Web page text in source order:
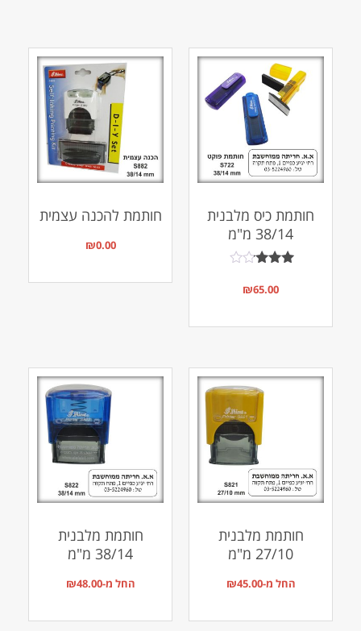
חותמת כיס מלבנית
38/14 מ"מ
3.00
₪65.00
חותמת להכנה עצמית
₪0.00
חותמת מלבנית
27/10 מ"מ
החל מ- ₪45.00
חותמת מלבנית
38/14 מ"מ
החל מ- ₪48.00